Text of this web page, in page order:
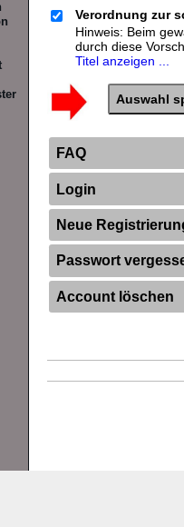
Verordnung zur
Hinweis: Beim
durch diese
Titel anzeigen ...
FAQ
Login
Neue
Passwort
Account löschen